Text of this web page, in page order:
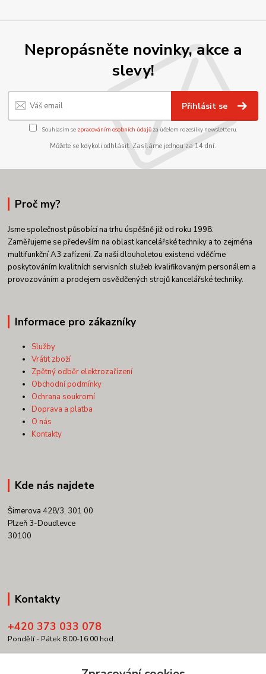
Nepropásněte novinky, akce a
slevy!
Přihlásit se
Souhlasím se zpracováním osobních údajůza účelem rozesílky newsletteru.
Můžete se kdykoli odhlásit. Zasíláme jednou za 14 dní.
Proč my?
Jsme společnost působící na trhu úspěšně již od roku 1998.
Zaměřujeme se především na oblast kancelářské techniky a to zejména
multifunkční A3 zařízení. Za naší dlouholetou existenci vděčíme
poskytováním kvalitních servisních služeb kvalifikovaným personálem a
provozováním a prodejem osvědčených strojů kancelářské techniky.
Informace pro zákazníky
Služby
Vrátit zboží
Zpětný odběr elektrozařízení
Obchodní podmínky
Ochrana soukromí
Doprava a platba
O nás
Kontakty
Kde nás najdete
Šimerova 428/3, 301 00
Plzeň 3-Doudlevce
30100
Kontakty
+420 373 033 078
Pondělí - Pátek 8:00-16:00 hod.